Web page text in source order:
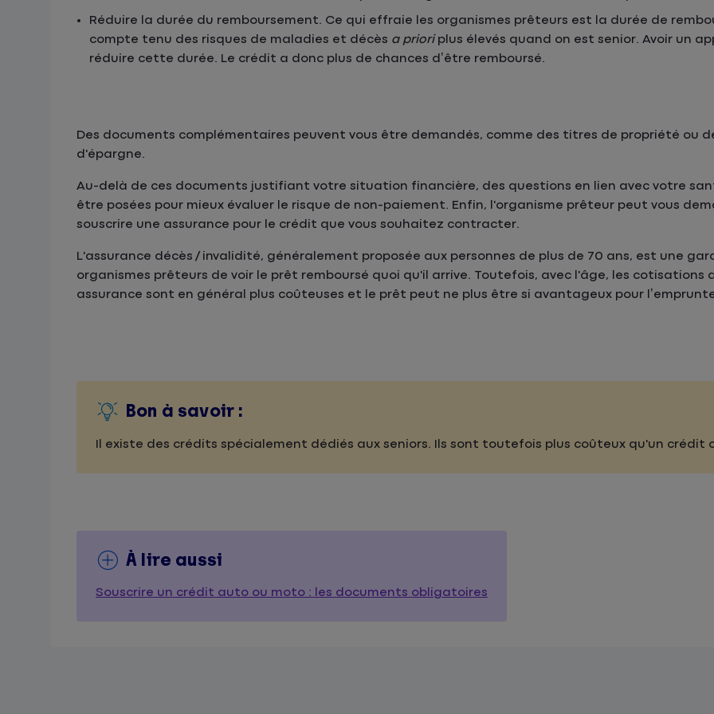
Réduire la durée du remboursement. Ce qui effraie les organismes prêteurs est la durée de
compte tenu des risques de maladies et décès a prioriplus élevés quand on est senior. Avoir un
réduire cette durée. Le crédit a donc plus de chances d’être remboursé.
Des documents complémentaires peuvent vous être demandés, comme des titres de propriété ou
d'épargne.
Au-delà de ces documents justifiant votre situation financière, des questions en lien avec votre
être posées pour mieux évaluer le risque de non-paiement. Enfin, l'organisme prêteur peut vous
souscrire une assurance pour le crédit que vous souhaitez contracter.
L'assurance décès / invalidité, généralement proposée aux personnes de plus de 70 ans, est une
organismes prêteurs de voir le prêt remboursé quoi qu'il arrive. Toutefois, avec l'âge, les cotisations
assurance sont en général plus coûteuses et le prêt peut ne plus être si avantageux pour
Bon à savoir :
Il existe des crédits spécialement dédiés aux seniors. Ils sont toutefois plus coûteux qu'un crédit
À lire aussi
Souscrire un crédit auto ou moto : les documents obligatoires